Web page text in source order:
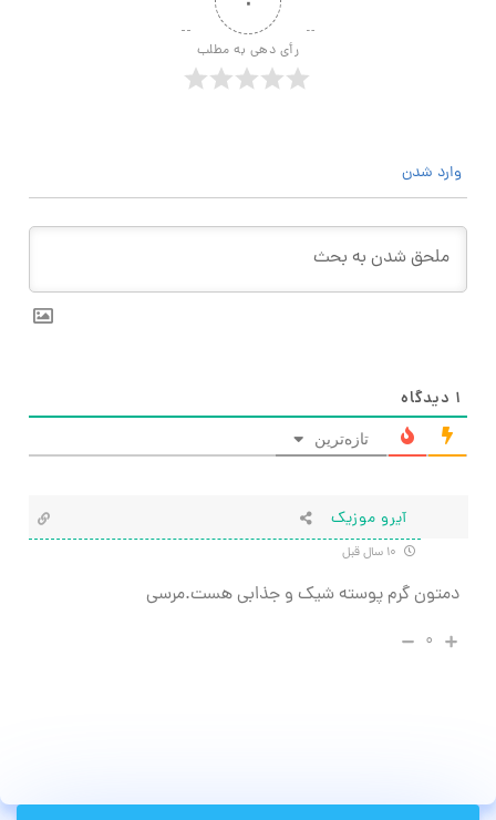
رأی دهی به مطلب
وارد شدن
۱ دیدگاه
تازه‌ترین
آیرو موزیک
دمتون گرم پوسته شیک و جذابی هست.مرسی
۰